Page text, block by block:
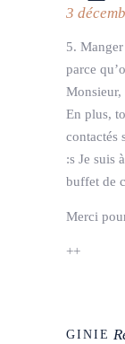
3
5.
parce
Monsieur,
En plus,
contactés
:s Je suis
buffet de
Merci
++
GINIE